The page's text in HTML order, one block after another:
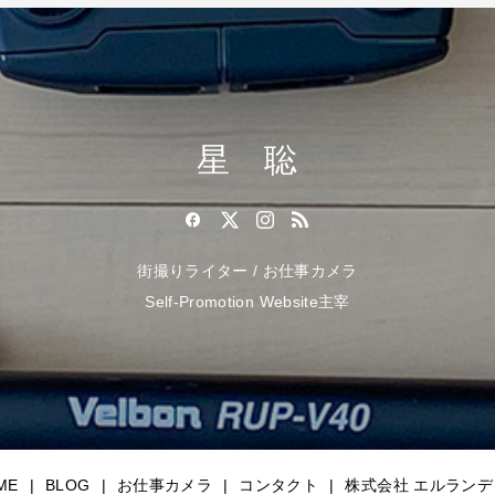
星 聡
街撮りライター / お仕事カメラ
Self-Promotion Website主宰
BLOG お仕事カメラ コンタクト 株式会社 エルラン